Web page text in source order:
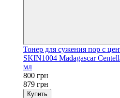
Тонер для сужения пор с
SKIN1004 Madagascar
мл
800 грн
879 грн
Купить